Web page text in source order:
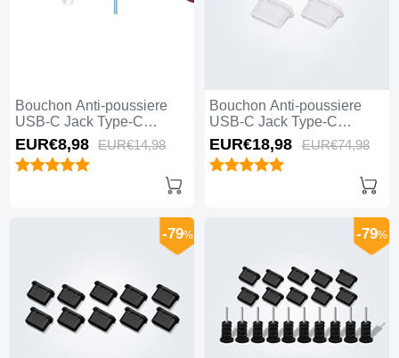
Bouchon Anti-poussiere
USB-C Jack Type-C
Universel H12 pour Apple
iPhone 15 Pro Bleu
EUR€8,98 EUR€14,98
Bouchon Anti-poussiere
USB-C Jack Type-C
Universel 5PCS H01 pour
Apple iPhone 15 Pro Blanc
EUR€18,98 EUR€74,98
-79% -79%